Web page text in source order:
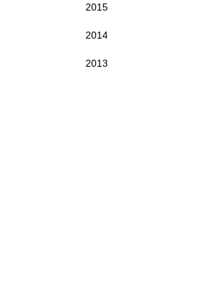
2015
2014
2013